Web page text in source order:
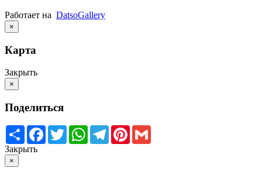
Работает на DatsoGallery
×
Карта
Закрыть
×
Поделиться
Share Facebook
TwitterWhatsApp
TelegramPinterest
Закрыть
×